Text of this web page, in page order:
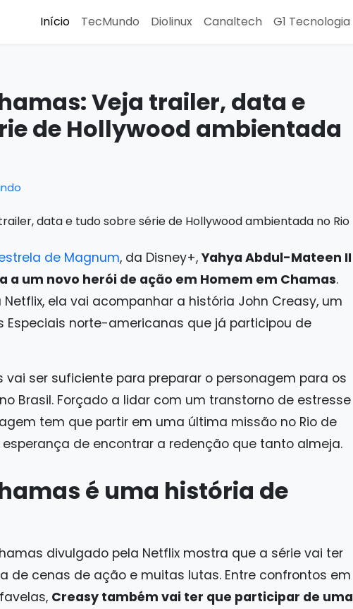
Início TecMundo Diolinux Canaltech G1 Tecnologia
Veja trailer, data e
de Hollywood ambientada
de Magnum, da Disney+, Yahya Abdul-Mateen II
a um novo herói de ação em Homem em Chamas.
ela vai acompanhar a história John Creasy, um
Especiais norte-americanas que já participou de
vai ser suficiente para preparar o personagem para os
Brasil. Forçado a lidar com um transtorno de estresse
tem que partir em uma última missão no Rio de
de encontrar a redenção que tanto almeja.
é uma história de
divulgado pela Netflix mostra que a série vai ter
de cenas de ação e muitas lutas. Entre confrontos em
Creasy também vai ter que participar de uma